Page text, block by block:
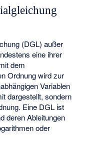
(DGL) außer
eine ihrer
dem
Ordnung wird zur
Variablen
dargestellt, sondern
Eine DGL ist
deren Ableitungen
oder